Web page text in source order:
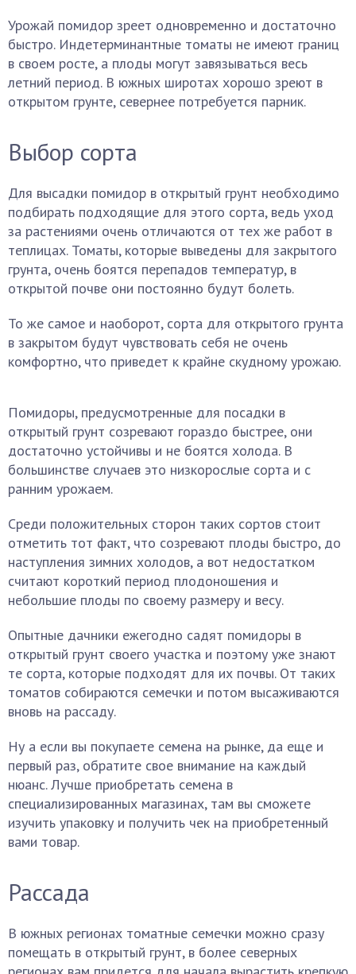
Урожай помидор зреет одновременно и достаточно
быстро. Индетерминантные томаты не имеют границ
в своем росте, а плоды могут завязываться весь
летний период. В южных широтах хорошо зреют в
открытом грунте, севернее потребуется парник.
Выбор сорта
Для высадки помидор в открытый грунт необходимо
подбирать подходящие для этого сорта, ведь уход
за растениями очень отличаются от тех же работ в
теплицах. Томаты, которые выведены для закрытого
грунта, очень боятся перепадов температур, в
открытой почве они постоянно будут болеть.
То же самое и наоборот, сорта для открытого грунта
в закрытом будут чувствовать себя не очень
комфортно, что приведет к крайне скудному урожаю.
Помидоры, предусмотренные для посадки в
открытый грунт созревают гораздо быстрее, они
достаточно устойчивы и не боятся холода. В
большинстве случаев это низкорослые сорта и с
ранним урожаем.
Среди положительных сторон таких сортов стоит
отметить тот факт, что созревают плоды быстро, до
наступления зимних холодов, а вот недостатком
считают короткий период плодоношения и
небольшие плоды по своему размеру и весу.
Опытные дачники ежегодно садят помидоры в
открытый грунт своего участка и поэтому уже знают
те сорта, которые подходят для их почвы. От таких
томатов собираются семечки и потом высаживаются
вновь на рассаду.
Ну а если вы покупаете семена на рынке, да еще и
первый раз, обратите свое внимание на каждый
нюанс. Лучше приобретать семена в
специализированных магазинах, там вы сможете
изучить упаковку и получить чек на приобретенный
вами товар.
Рассада
В южных регионах томатные семечки можно сразу
помещать в открытый грунт, в более северных